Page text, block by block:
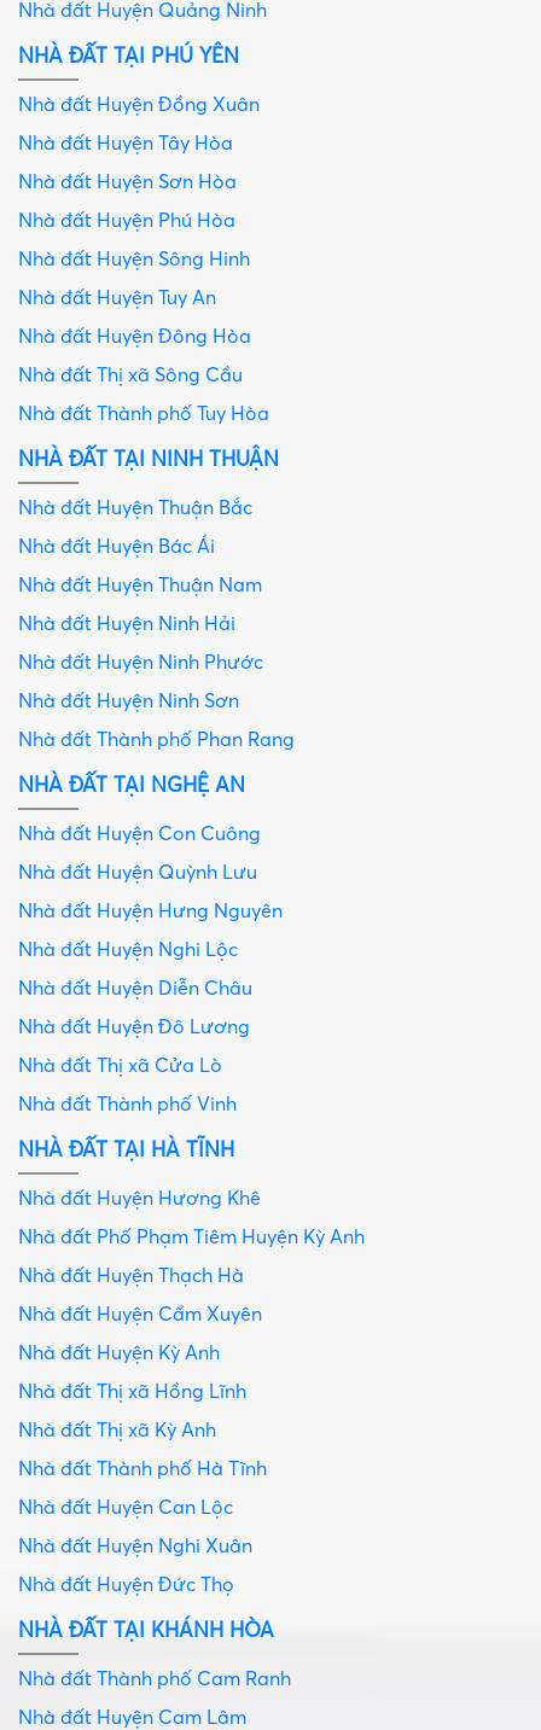
Nhà đất Huyện Quảng Ninh
NHÀ ĐẤT TẠI PHÚ YÊN
Nhà đất Huyện Đồng Xuân
Nhà đất Huyện Tây Hòa
Nhà đất Huyện Sơn Hòa
Nhà đất Huyện Phú Hòa
Nhà đất Huyện Sông Hinh
Nhà đất Huyện Tuy An
Nhà đất Huyện Đông Hòa
Nhà đất Thị xã Sông Cầu
Nhà đất Thành phố Tuy Hòa
NHÀ ĐẤT TẠI NINH THUẬN
Nhà đất Huyện Thuận Bắc
Nhà đất Huyện Bác Ái
Nhà đất Huyện Thuận Nam
Nhà đất Huyện Ninh Hải
Nhà đất Huyện Ninh Phước
Nhà đất Huyện Ninh Sơn
Nhà đất Thành phố Phan Rang
NHÀ ĐẤT TẠI NGHỆ AN
Nhà đất Huyện Con Cuông
Nhà đất Huyện Quỳnh Lưu
Nhà đất Huyện Hưng Nguyên
Nhà đất Huyện Nghi Lộc
Nhà đất Huyện Diễn Châu
Nhà đất Huyện Đô Lương
Nhà đất Thị xã Cửa Lò
Nhà đất Thành phố Vinh
NHÀ ĐẤT TẠI HÀ TĨNH
Nhà đất Huyện Hương Khê
Nhà đất Phố Phạm Tiêm Huyện Kỳ Anh
Nhà đất Huyện Thạch Hà
Nhà đất Huyện Cẩm Xuyên
Nhà đất Huyện Kỳ Anh
Nhà đất Thị xã Hồng Lĩnh
Nhà đất Thị xã Kỳ Anh
Nhà đất Thành phố Hà Tĩnh
Nhà đất Huyện Can Lộc
Nhà đất Huyện Nghi Xuân
Nhà đất Huyện Đức Thọ
NHÀ ĐẤT TẠI KHÁNH HÒA
Nhà đất Thành phố Cam Ranh
Nhà đất Huyện Cam Lâm